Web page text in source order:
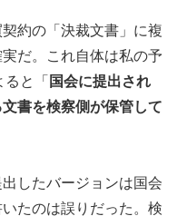
約の「決裁文書」に複
だ。これ自体は私の予
ると「 国会に提出され
書を検察側が保管して
したバージョンは国会
たのは誤りだった。検